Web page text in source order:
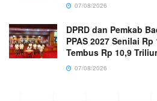
07/08/2026
DPRD dan Pemkab
PPAS 2027 Senilai
Tembus Rp 10,9
07/08/2026